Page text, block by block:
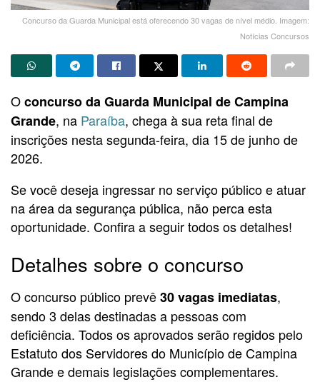
Concurso da Guarda Municipal está oferecendo 30 vagas de nível médio. Imagem:
Notícias Concursos
Oconcurso da Guarda Municipal de Campina
Grande, na Paraíba, chega à sua reta final de
inscrições nesta segunda-feira, dia 15 de junho de
2026.
Se você deseja ingressar no serviço público e atuar
na área da segurança pública, não perca esta
oportunidade. Confira a seguir todos os detalhes!
Detalhes sobre o concurso
O concurso público prevê30 vagas imediatas,
sendo 3 delas destinadas a pessoas com
deficiência. Todos os aprovados serão regidos pelo
Estatuto dos Servidores do Município de Campina
Grande e demais legislações complementares.